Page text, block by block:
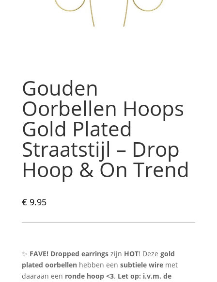
Gouden
Oorbellen Hoops
Gold Plated
Straatstijl – Drop
Hoop & On Trend
€ 9.95
✨ FAVE! Dropped earringszijn HOT! Deze gold
plated oorbellenhebben een subtiele wiremet
daaraan een ronde hoop <3. Let op: i.v.m. de